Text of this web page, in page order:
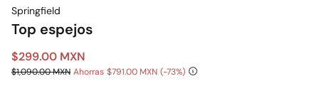
Springfield
Top espejos
$299.00 MXN
$1,090.00 MXN Ahorras $791.00 MXN 73